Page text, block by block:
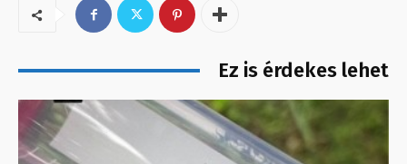
Ez is érdekes lehet